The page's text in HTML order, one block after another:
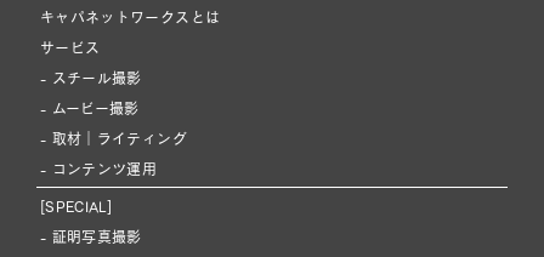
キャパネットワークスとは
サービス
- スチール撮影
- ムービー撮影
- 取材｜ライティング
- コンテンツ運用
[SPECIAL]
- 証明写真撮影